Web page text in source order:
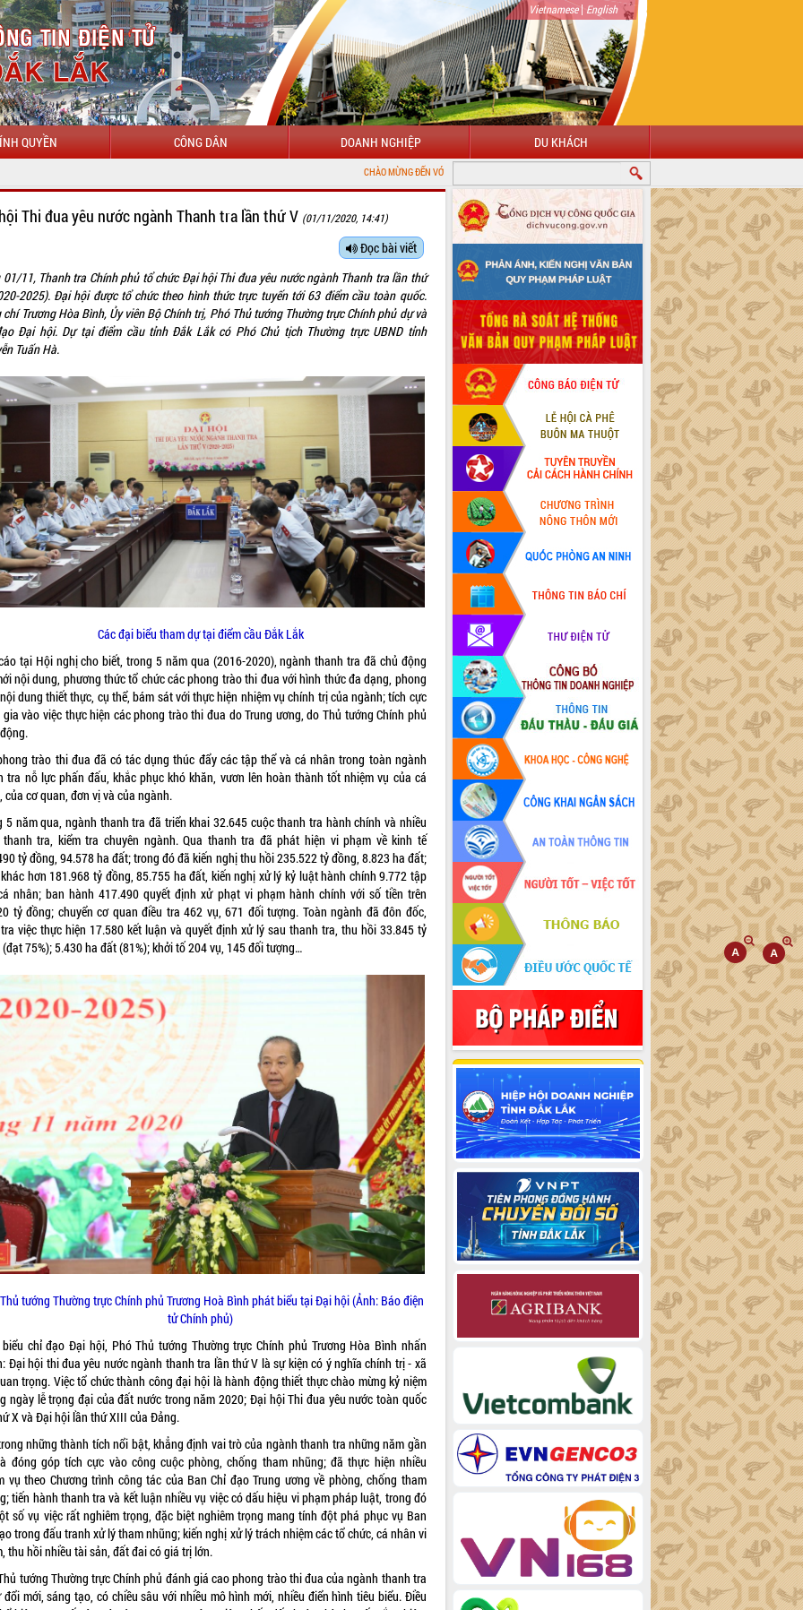
Vietnamese| English
QUYỀN CÔNG DÂN DOANH NGHIỆP DU KHÁCH
CHÀO MỪNG ĐẾN VỚI CỔNG THÔNG TIN ĐIỆN TỬ TỈNH ĐẮK LẮK
Thi đua yêu nước ngành Thanh tra lần thứ V (01/11/2020, 14:41)
Đọc bài viết
01/11, Thanh tra Chính phủ tổ chức Đại hội Thi đua yêu nước ngành Thanh tra lần thứ
2025). Đại hội được tổ chức theo hình thức trực tuyến tới 63 điểm cầu toàn quốc.
Trương Hòa Bình, Ủy viên Bộ Chính trị, Phó Thủ tướng Thường trực Chính phủ dự và
Đại hội. Dự tại điểm cầu tỉnh Đắk Lắk có Phó Chủ tịch Thường trực UBND tỉnh
Tuấn Hà.
Các đại biểu tham dự tại điểm cầu Đắk Lắk
tại Hội nghị cho biết, trong 5 năm qua (2016-2020), ngành thanh tra đã chủ động
nội dung, phương thức tổ chức các phong trào thi đua với hình thức đa dạng, phong
dung thiết thực, cụ thể, bám sát với thực hiện nhiệm vụ chính trị của ngành; tích cực
vào việc thực hiện các phong trào thi đua do Trung ương, do Thủ tướng Chính phủ
trào thi đua đã có tác dụng thúc đẩy các tập thể và cá nhân trong toàn ngành
tra nỗ lực phấn đấu, khắc phục khó khăn, vươn lên hoàn thành tốt nhiệm vụ của cá
của cơ quan, đơn vị và của ngành.
5 năm qua, ngành thanh tra đã triển khai 32.645 cuộc thanh tra hành chính và nhiều
thanh tra, kiểm tra chuyên ngành. Qua thanh tra đã phát hiện vi phạm về kinh tế
tỷ đồng, 94.578 ha đất; trong đó đã kiến nghị thu hồi 235.522 tỷ đồng, 8.823 ha đất;
hơn 181.968 tỷ đồng, 85.755 ha đất, kiến nghị xử lý kỷ luật hành chính 9.772 tập
nhân; ban hành 417.490 quyết định xử phạt vi phạm hành chính với số tiền trên
tỷ đồng; chuyển cơ quan điều tra 462 vụ, 671 đối tượng. Toàn ngành đã đôn đốc,
việc thực hiện 17.580 kết luận và quyết định xử lý sau thanh tra, thu hồi 33.845 tỷ
75%); 5.430 ha đất (81%); khởi tố 204 vụ, 145 đối tượng…
tướng Thường trực Chính phủ Trương Hoà Bình phát biểu tại Đại hội (Ảnh: Báo điện
tử Chính phủ)
chỉ đạo Đại hội, Phó Thủ tướng Thường trực Chính phủ Trương Hòa Bình nhấn
Đại hội thi đua yêu nước ngành thanh tra lần thứ V là sự kiện có ý nghĩa chính trị - xã
trọng. Việc tổ chức thành công đại hội là hành động thiết thực chào mừng kỷ niệm
ngày lễ trọng đại của đất nước trong năm 2020; Đại hội Thi đua yêu nước toàn quốc
X và Đại hội lần thứ XIII của Đảng.
những thành tích nổi bật, khẳng định vai trò của ngành thanh tra những năm gần
đóng góp tích cực vào công cuộc phòng, chống tham nhũng; đã thực hiện nhiều
vụ theo Chương trình công tác của Ban Chỉ đạo Trung ương về phòng, chống tham
tiến hành thanh tra và kết luận nhiều vụ việc có dấu hiệu vi phạm pháp luật, trong đó
số vụ việc rất nghiêm trọng, đặc biệt nghiêm trọng mang tính đột phá phục vụ Ban
trong đấu tranh xử lý tham nhũng; kiến nghị xử lý trách nhiệm các tổ chức, cá nhân vi
thu hồi nhiều tài sản, đất đai có giá trị lớn.
tướng Thường trực Chính phủ đánh giá cao phong trào thi đua của ngành thanh tra
đổi mới, sáng tạo, có chiều sâu với nhiều mô hình mới, nhiều điển hình tiêu biểu. Điều